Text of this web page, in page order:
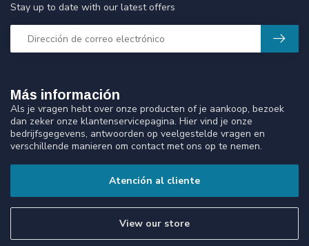
Más información
Als je vragen hebt over onze producten of je aankoop, bezoek
dan zeker onze klantenservicepagina. Hier vind je onze
bedrijfsgegevens, antwoorden op veelgestelde vragen en
verschillende manieren om contact met ons op te nemen.
Atención al cliente
View our store
Stay up to date with our latest offers